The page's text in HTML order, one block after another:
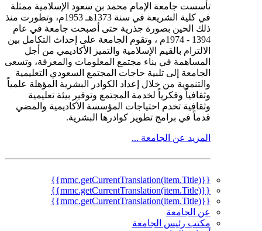
تأسست جامعة الإمام محمد بن سعود الإسلامية ممثلة
في كلية الشريعة في سنة 1373هـ 1953م، وتطورت منذ
ذلك الحين بصورة جذرية حتى أصبحت جامعة في عام
1394 - 1974م ، وتقوم الجامعة على إحداث التكامل بين
الالتزام بالقيم الإسلامية والتميز الأكاديمي من أجل
المساهمة في بناء مجتمع المعلومات والمعرفة، وتسعى
الجامعة إلى تلبية حاجات المجتمع السعودي التعليمية
والتنموية من خلال إعداد الكوادر البشرية المؤهلة علمياً
وثقافياً وفكرياً لخدمة المجتمع وتوفير بيئة تعليمية
وثقافية تخدم احتياجات المؤسسة الأكاديمية والمضي
قدماً في برامج تطوير كوادرها البشرية.
المزيد عن الجامعة ...
{{mmc.getCurrentTranslation(item.Title)}}
{{mmc.getCurrentTranslation(item.Title)}}
{{mmc.getCurrentTranslation(item.Title)}}
عن الجامعة
مكتب رئيس الجامعة